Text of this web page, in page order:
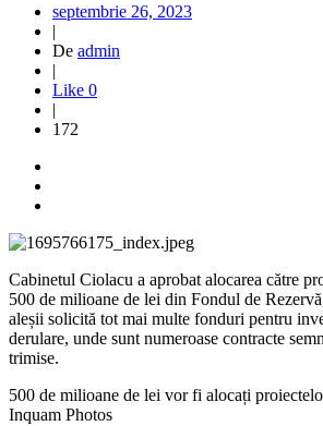
septembrie 26, 2023
|
De admin
|
Like 0
|
172
Cabinetul Ciolacu a aprobat alocarea către
500 de milioane de lei din Fondul de
aleșii solicită tot mai multe fonduri pentru
derulare, unde sunt numeroase contracte
trimise.
500 de milioane de lei vor fi alocați
Inquam Photos